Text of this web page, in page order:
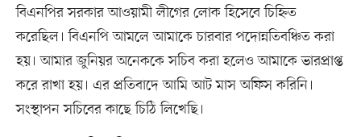
বিএনপির সরকার আওয়ামী লীগের লোক হিসেবে চিহ্নিত
করেছিল। বিএনপি আমলে আমাকে চারবার পদোন্নতিবঞ্চিত করা
হয়। আমার জুনিয়র অনেককে সচিব করা হলেও আমাকে ভারপ্রাপ্ত
করে রাখা হয়। এর প্রতিবাদে আমি আট মাস অফিস করিনি।
সংস্থাপন সচিবের কাছে চিঠি লিখেছি।